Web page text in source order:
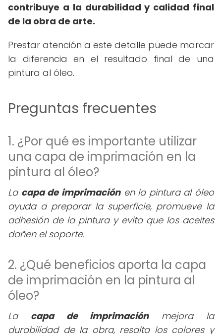
contribuye a la durabilidad y calidad final
de la obra de arte.
Prestar atención a este detalle puede marcar
la diferencia en el resultado final de una
pintura al óleo.
Preguntas frecuentes
1. ¿Por qué es importante utilizar
una capa de imprimación en la
pintura al óleo?
La capa de imprimaciónen la pintura al óleo
ayuda a preparar la superficie, promueve la
adhesión de la pintura y evita que los aceites
dañen el soporte.
2. ¿Qué beneficios aporta la capa
de imprimación en la pintura al
óleo?
La capa de imprimaciónmejora la
durabilidad de la obra, resalta los colores y